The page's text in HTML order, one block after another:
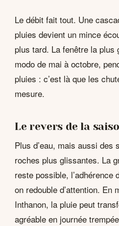
Le débit fait tout. Une
pluies devient un mince
plus tard. La fenêtre la plus
modo de mai à octobre,
pluies : c’est là que les
mesure.
Le revers de la
Plus d’eau, mais aussi des
roches plus glissantes. La
reste possible, l’adhérence
on redouble d’attention. En
Inthanon, la pluie peut
agréable en journée